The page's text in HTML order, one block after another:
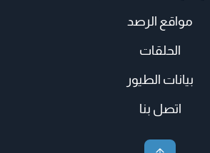
مواقع الرصد
الحلقات
بيانات الطيور
اتصل بنا